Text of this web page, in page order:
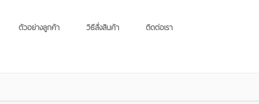
ตัวอย่างลูกค้า วิธีสั่งสินค้า ติดต่อเรา